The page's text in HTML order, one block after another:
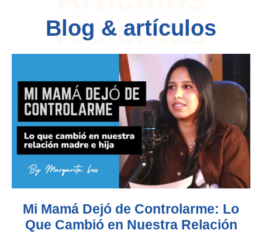
recientes
Blog & artículos
Mi Mamá Dejó de Controlarme: Lo
Que Cambió en Nuestra Relación